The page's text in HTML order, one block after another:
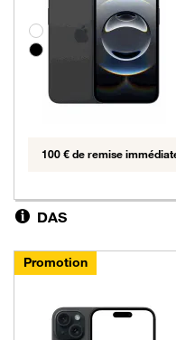
Groupe de couleurs
100 € de remise
DAS
Promotion